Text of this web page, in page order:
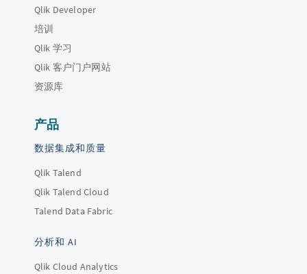
Qlik Developer
培训
Qlik 学习
Qlik 客户门户网站
资源库
产品
数据集成和质量
Qlik Talend
Qlik Talend Cloud
Talend Data Fabric
分析和 AI
Qlik Cloud Analytics